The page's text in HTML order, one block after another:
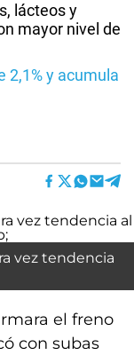
lácteos y
mayor nivel de
2,1% y acumula
vez tendencia
el freno
con subas